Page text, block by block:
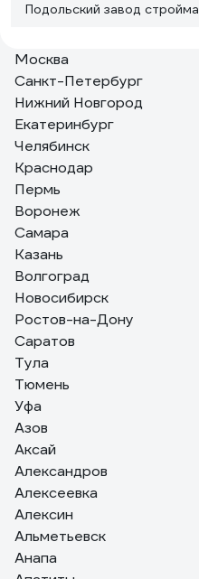
Подольский завод
Александр
За небольшие деньги
только обращаться с ней
Отзыв о Краска DULUX
Дмитрий .
Наносится тонкими
Москва
Санкт-Петербург
Нижний Новгород
Екатеринбург
Челябинск
Краснодар
Пермь
Воронеж
Самара
Казань
Волгоград
Новосибирск
Ростов-на-Дону
Саратов
Тула
Тюмень
Уфа
Азов
Аксай
Александров
Алексеевка
Алексин
Альметьевск
Анапа